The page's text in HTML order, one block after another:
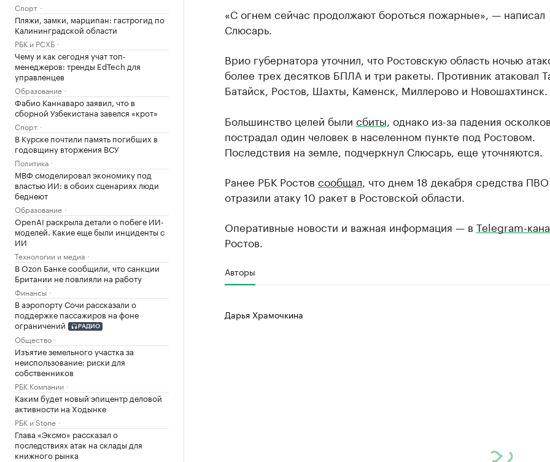
Спорт
Пляжи, замки, марципан: гастрогид по
Калининградской области
РБК и РСХБ
Чему и как сегодня учат топ-
менеджеров: тренды EdTech для
управленцев
Образование
Фабио Каннаваро заявил, что в
сборной Узбекистана завелся «крот»
Спорт
В Курске почтили память погибших в
годовщину вторжения ВСУ
Политика
МВФ смоделировал экономику под
властью ИИ: в обоих сценариях люди
беднеют
Образование
OpenAI раскрыла детали о побеге ИИ-
моделей. Какие еще были инциденты с
ИИ
Технологии и медиа
В Ozon Банке сообщили, что санкции
Британии не повлияли на работу
Финансы
В аэропорту Сочи рассказали о
поддержке пассажиров на фоне
ограничений
РАДИО
Общество
Изъятие земельного участка за
неиспользование: риски для
собственников
РБК Компании
Каким будет новый эпицентр деловой
активности на Ходынке
РБК и Stone
Глава «Эксмо» рассказал о
последствиях атак на склады для
книжного рынка
«С огнем сейчас продолжают бороться пожарные», — написал
Слюсарь.
Врио губернатора уточнил, что Ростовскую область ночью
более трех десятков БПЛА и три ракеты. Противник атаковал
Батайск, Ростов, Шахты, Каменск, Миллерово и Новошахтинск.
Большинство целей были сбиты , однако из-за падения осколков
пострадал один человек в населенном пункте под Ростовом.
Последствия на земле, подчеркнул Слюсарь, еще уточняются.
Ранее РБК Ростов сообщал , что днем 18 декабря средства ПВО
отразили атаку 10 ракет в Ростовской области.
Оперативные новости и важная информация — в Telegram-
Ростов.
Авторы
Дарья Храмочкина